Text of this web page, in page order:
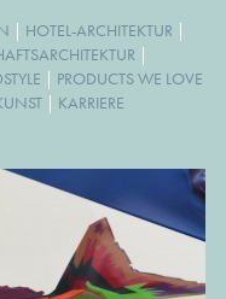
| HOTEL-ARCHITEKTUR |
|
| PRODUCTS WE LOVE
| KARRIERE